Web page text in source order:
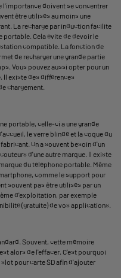
l'importance doivent se concentrer
être utilisés au moins une
La recharge par induction facilite
portable. Cela évite de devoir le
compatible. La fonction de
de recharger une grande partie
Vous pouvez aussi opter pour un
existe des différences
chargement.
portable, celle-ci a une grande
le verre blindé et la coque du
On a souvent besoin d'un
d'une autre marque. Il existe
du téléphone portable. Même
comme le support pour
souvent pas être utilisés par un
d'exploitation, par exemple
(gratuite) de vos applications.
Souvent, cette mémoire
alors de l'effacer. C'est pourquoi
pour carte SD afin d'ajouter